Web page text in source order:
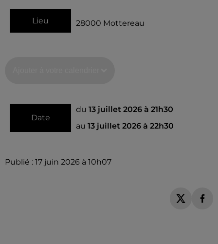
Lieu 28000 Mottereau
Date
du 13 juillet 2026 à 21h30
au 13 juillet 2026 à 22h30
Publié : 17 juin 2026 à 10h07